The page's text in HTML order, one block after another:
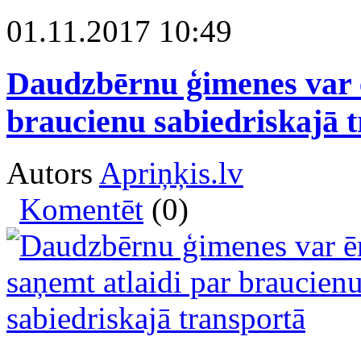
01.11.2017 10:49
Daudzbērnu ģimenes
braucienu sabiedriskajā
Autors Apriņķis.lv
Komentēt (0)